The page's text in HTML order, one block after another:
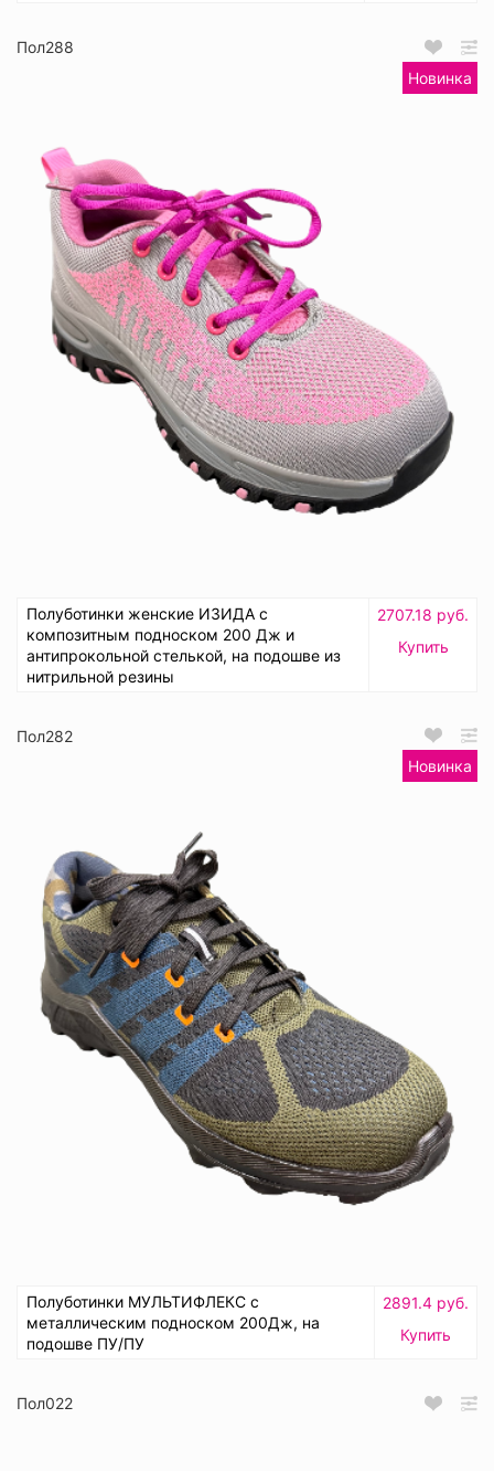
Пол288
Новинка
Полуботинки женские ИЗИДА с
композитным подноском 200 Дж и
антипрокольной стелькой, на подошве из
нитрильной резины
2707.18 руб.
Купить
Пол282
Новинка
Полуботинки МУЛЬТИФЛЕКС с
металлическим подноском 200Дж, на
подошве ПУ/ПУ
2891.4 руб.
Купить
Пол022